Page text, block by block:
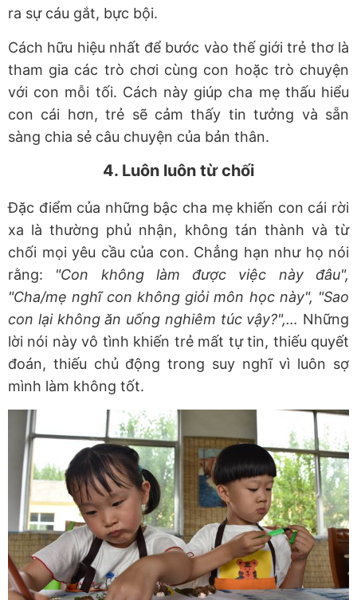
ra sự cáu gắt, bực bội.
Cách hữu hiệu nhất để bước vào thế giới trẻ thơ là
tham gia các trò chơi cùng con hoặc trò chuyện
với con mỗi tối. Cách này giúp cha mẹ thấu hiểu
con cái hơn, trẻ sẽ cảm thấy tin tưởng và sẵn
sàng chia sẻ câu chuyện của bản thân.
4. Luôn luôn từ chối
Đặc điểm của những bậc cha mẹ khiến con cái rời
xa là thường phủ nhận, không tán thành và từ
chối mọi yêu cầu của con. Chẳng hạn như họ nói
rằng: "Con không làm được việc này đâu",
"Cha/mẹ nghĩ con không giỏi môn học này", "Sao
con lại không ăn uống nghiêm túc vậy?",… Những
lời nói này vô tình khiến trẻ mất tự tin, thiếu quyết
đoán, thiếu chủ động trong suy nghĩ vì luôn sợ
mình làm không tốt.